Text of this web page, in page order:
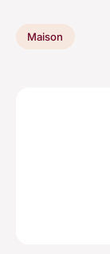
Maison